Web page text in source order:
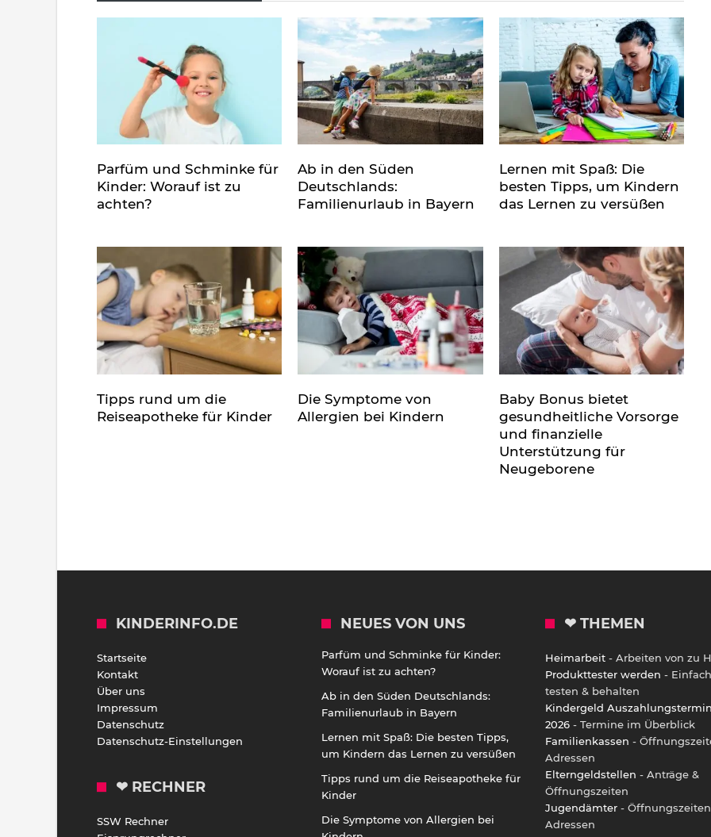
Parfüm und Schminke für
Kinder: Worauf ist zu
achten?
Ab in den Süden
Deutschlands:
Familienurlaub in Bayern
Lernen mit Spaß: Die
besten Tipps, um Kindern
das Lernen zu versüßen
Tipps rund um die
Reiseapotheke für Kinder
Die Symptome von
Allergien bei Kindern
Baby Bonus bietet
gesundheitliche Vorsorge
und finanzielle
Unterstützung für
Neugeborene
KINDERINFO.DE
Startseite
Kontakt
Über uns
Impressum
Datenschutz
Datenschutz-Einstellungen
❤ RECHNER
SSW Rechner
NEUES VON UNS
Parfüm und Schminke für Kinder:
Worauf ist zu achten?
Ab in den Süden Deutschlands:
Familienurlaub in Bayern
Lernen mit Spaß: Die besten Tipps,
um Kindern das Lernen zu versüßen
Tipps rund um die Reiseapotheke für
Kinder
Die Symptome von Allergien bei
❤ THEMEN
Heimarbeit - Arbeiten von zu
Produkttester werden - Einfach
testen & behalten
Kindergeld
2026 - Termine im Überblick
Familienkassen -
Adressen
Elterngeldstellen - Anträge &
Öffnungszeiten
Jugendämter -
Adressen